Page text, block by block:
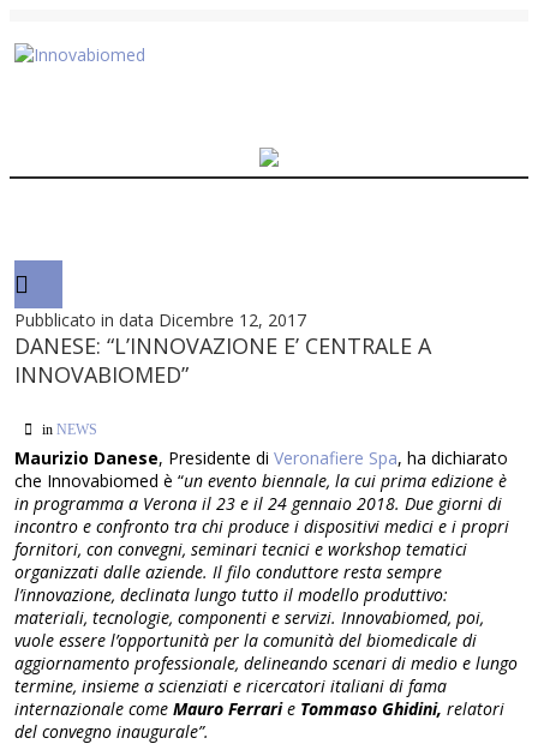
Pubblicato in data Dicembre 12, 2017
DANESE: “L’INNOVAZIONE E’ CENTRALE A
INNOVABIOMED”
inNEWS
Maurizio Danese, Presidente diVeronafiere Spa, ha dichiarato
che Innovabiomed è “un evento biennale, la cui prima edizione è
in programma a Verona il 23 e il 24 gennaio 2018. Due giorni di
incontro e confronto tra chi produce i dispositivi medici e i propri
fornitori, con convegni, seminari tecnici e workshop tematici
organizzati dalle aziende. Il filo conduttore resta sempre
l’innovazione, declinata lungo tutto il modello produttivo:
materiali, tecnologie, componenti e servizi. Innovabiomed, poi,
vuole essere l’opportunità per la comunità del biomedicale di
aggiornamento professionale, delineando scenari di medio e lungo
termine, insieme a scienziati e ricercatori italiani di fama
internazionale comeMauro Ferrarie Tommaso Ghidini, relatori
del convegno inaugurale”.